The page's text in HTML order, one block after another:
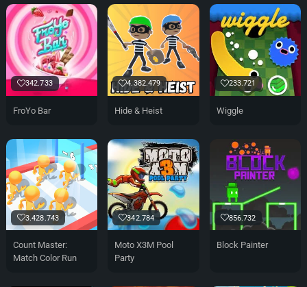
342.733
FroYo Bar
4.382.479
Hide & Heist
233.721
Wiggle
3.428.743
Count Master:
Match Color Run
342.784
Moto X3M Pool
Party
856.732
Block Painter